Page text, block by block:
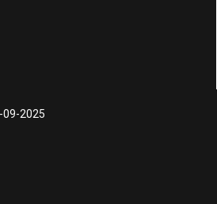
09-2025